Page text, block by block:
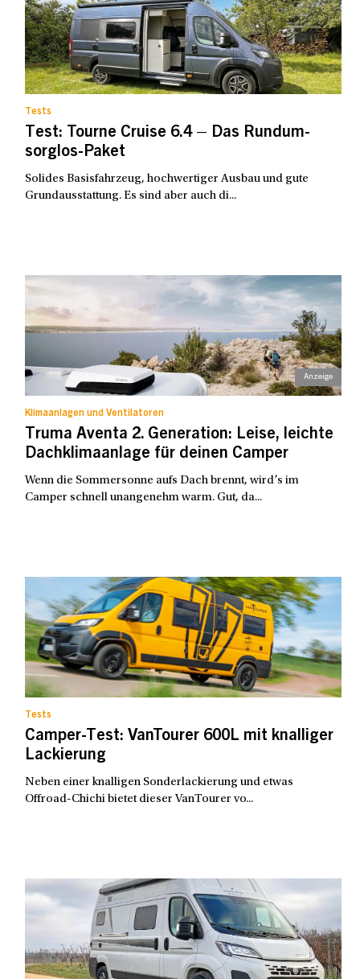
Tests
Test: Tourne Cruise 6.4 – Das Rundum-
sorglos-Paket
Solides Basisfahrzeug, hochwertiger Ausbau und gute
Grundausstattung. Es sind aber auch di...
Klimaanlagen und Ventilatoren
Truma Aventa 2. Generation: Leise, leichte
Dachklimaanlage für deinen Camper
Wenn die Sommersonne aufs Dach brennt, wird’s im
Camper schnell unangenehm warm. Gut, da...
Tests
Camper-Test: VanTourer 600L mit knalliger
Lackierung
Neben einer knalligen Sonderlackierung und etwas
Offroad-Chichi bietet dieser VanTourer vo...